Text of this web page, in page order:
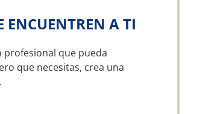
ENCUENTREN A TI
que pueda
que necesitas, crea una